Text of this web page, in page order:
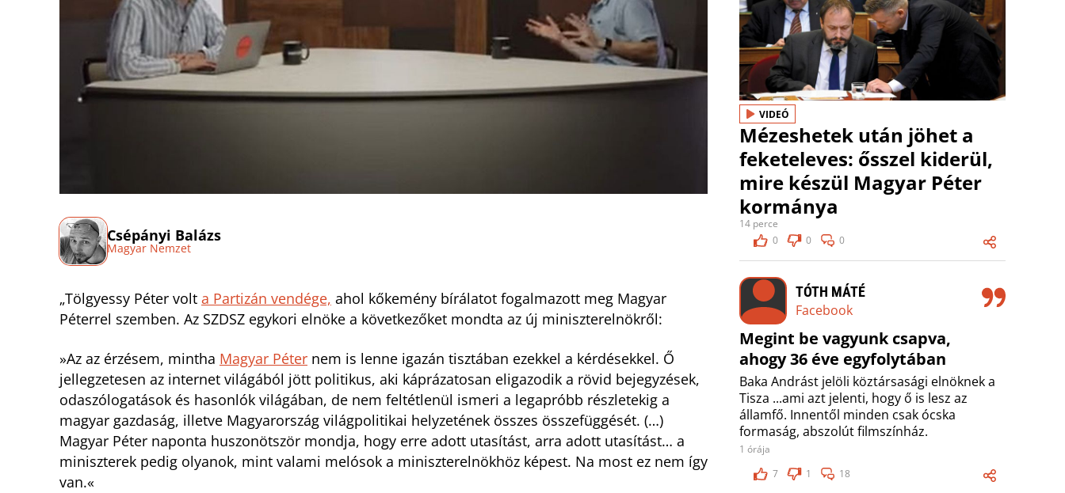
Csépányi Balázs
Magyar Nemzet
„Tölgyessy Péter volt a Partizán vendége, ahol kőkemény bírálatot fogalmazott meg Magyar
Péterrel szemben. Az SZDSZ egykori elnöke a következőket mondta az új miniszterelnökről:
»Az az érzésem, mintha Magyar Péter nem is lenne igazán tisztában ezekkel a kérdésekkel. Ő
jellegzetesen az internet világából jött politikus, aki káprázatosan eligazodik a rövid bejegyzések,
odaszólogatások és hasonlók világában, de nem feltétlenül ismeri a legapróbb részletekig a
magyar gazdaság, illetve Magyarország világpolitikai helyzetének összes összefüggését. (…)
Magyar Péter naponta huszonötször mondja, hogy erre adott utasítást, arra adott utasítást… a
miniszterek pedig olyanok, mint valami melósok a miniszterelnökhöz képest. Na most ez nem így
van.«
VIDEÓ
Mézeshetek után jöhet a
feketeleves: ősszel kiderül,
mire készül Magyar Péter
kormánya
14 perce
0
0 0
TÓTH MÁTÉ
Facebook
Megint be vagyunk csapva,
ahogy 36 éve egyfolytában
Baka Andrást jelöli köztársasági elnöknek a
Tisza ...ami azt jelenti, hogy ő is lesz az
államfő. Innentől minden csak ócska
formaság, abszolút filmszínház.
1 órája
7
1 18